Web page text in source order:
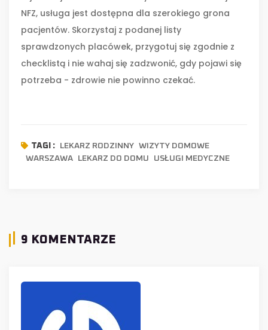
NFZ, usługa jest dostępna dla szerokiego grona
pacjentów. Skorzystaj z podanej listy
sprawdzonych placówek, przygotuj się zgodnie z
checklistą i nie wahaj się zadzwonić, gdy pojawi się
potrzeba - zdrowie nie powinno czekać.
TAGI : LEKARZ RODZINNY WIZYTY DOMOWE
WARSZAWA
LEKARZ DO DOMU USŁUGI MEDYCZNE
9 KOMENTARZE